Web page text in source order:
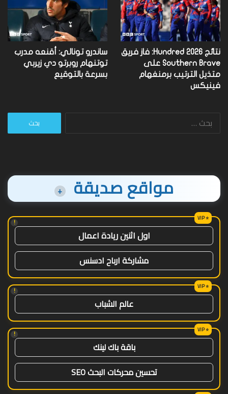
نتائج Hundred 2026: فاز فريق
Southern Brave على
متذيل الترتيب برمنغهام
فينيكس
ساندرو تونالي: أقنعه مدرب
توتنهام روبرتو دي زيربي
بسرعة بالتوقيع
البحث
مواقع صديقة +
!
اول اثنين ريادة اعمال
مشاركة ارباح ادسنس
!
عالم الشباب
!
باقة باك لينك
تحسين محركات البحث SEO